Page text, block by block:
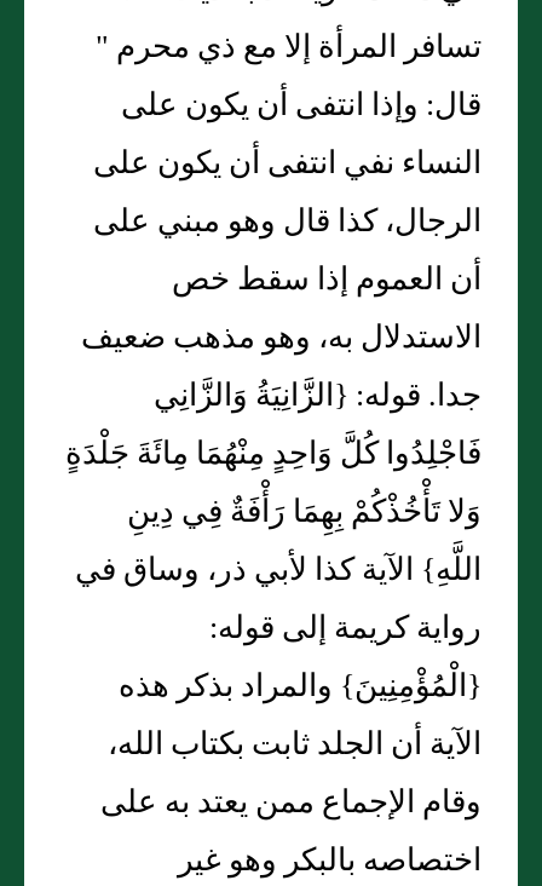
تسافر المرأة إلا مع ذي محرم "
قال: وإذا انتفى أن يكون على
النساء نفي انتفى أن يكون على
الرجال، كذا قال وهو مبني على
أن العموم إذا سقط خص
الاستدلال به، وهو مذهب ضعيف
جدا. قوله: {الزَّانِيَةُ وَالزَّانِي
فَاجْلِدُوا كُلَّ وَاحِدٍ مِنْهُمَا مِائَةَ جَلْدَةٍ
وَلا تَأْخُذْكُمْ بِهِمَا رَأْفَةٌ فِي دِينِ
اللَّهِ} الآية كذا لأبي ذر، وساق في
رواية كريمة إلى قوله:
{الْمُؤْمِنِينَ} والمراد بذكر هذه
الآية أن الجلد ثابت بكتاب الله،
وقام الإجماع ممن يعتد به على
اختصاصه بالبكر وهو غير